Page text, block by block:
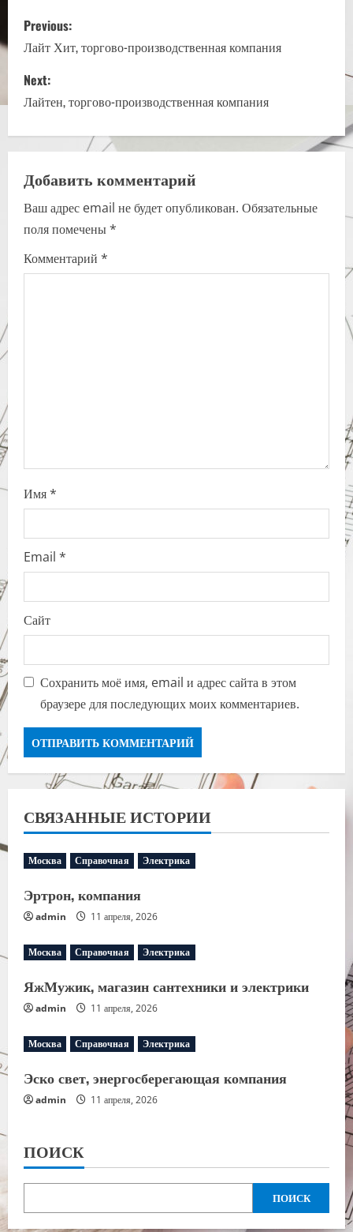
P
o
s
t
a
v
i
g
Previous:
Лайт Хит, торгово-производственная компания
Next:
Лайтен, торгово-производственная компания
Добавить комментарий
Ваш адрес email не будет опубликован. Обязательные
поля помечены*
Комментарий *
Имя*
Email *
Сайт
Сохранить моё имя, email и адрес сайта в этом
браузере для последующих моих комментариев.
СВЯЗАННЫЕ ИСТОРИИ
Москва Справочная Электрика
Эртрон, компания
admin 11 апреля, 2026
Москва Справочная Электрика
ЯжМужик, магазин сантехники и электрики
admin 11 апреля, 2026
Москва Справочная Электрика
Эско свет, энергосберегающая компания
admin 11 апреля, 2026
ПОИСК
ПОИСК